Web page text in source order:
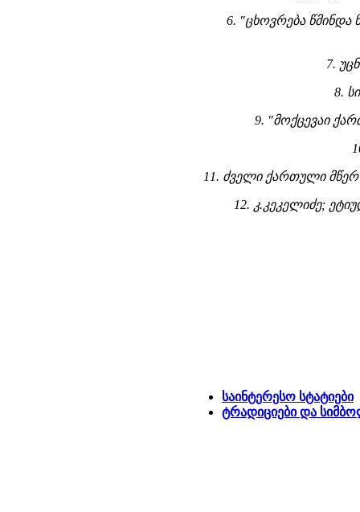
6. "ცხოვრება
7.
8.
9. "მოქცევაი
11. ძველი ქართული
12. კ.კეკელიძე;
საინტერესო სტატიები
ტრადიციები და